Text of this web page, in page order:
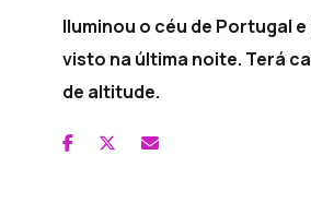
Iluminou o céu de Portugal
visto na última noite. Terá
de altitude.